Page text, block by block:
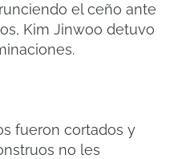
el ceño ante
Kim Jinwoo detuvo
fueron cortados y
no les